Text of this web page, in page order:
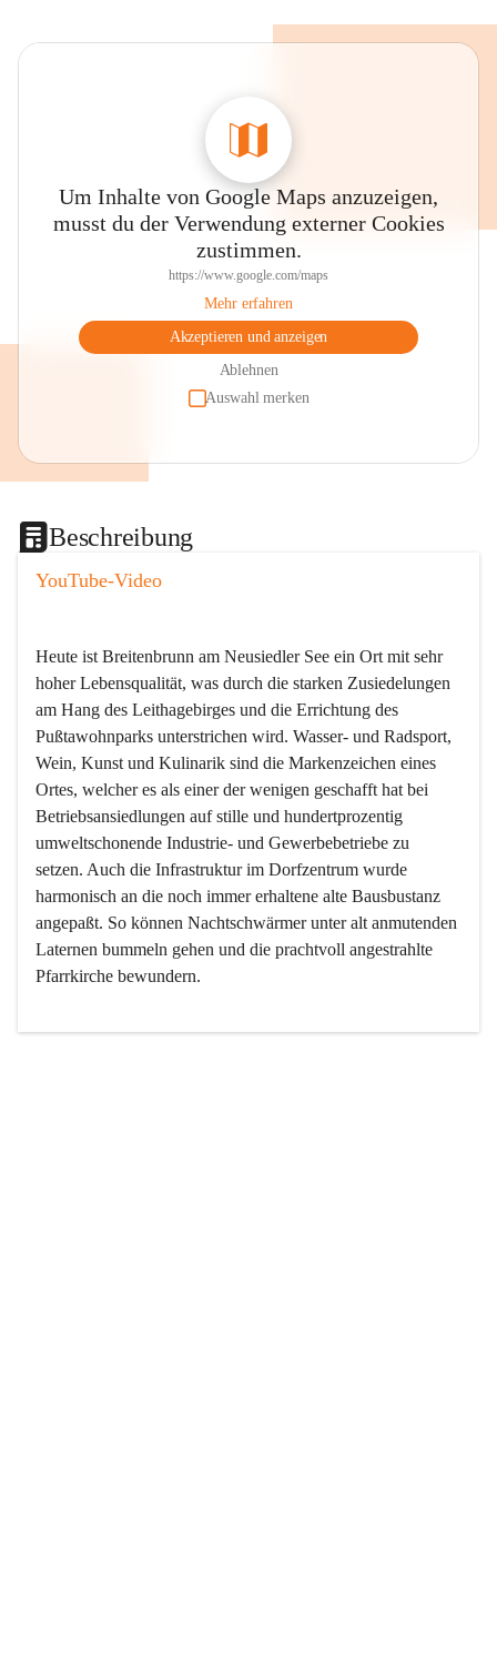
Um Inhalte von Google Maps anzuzeigen,
musst du der Verwendung externer Cookies
zustimmen.
https://www.google.com/maps
Mehr erfahren
Akzeptieren und anzeigen
Ablehnen
Auswahl merken
Beschreibung
YouTube-Video
Heute ist Breitenbrunn am Neusiedler See ein Ort mit sehr
hoher Lebensqualität, was durch die starken Zusiedelungen
am Hang des Leithagebirges und die Errichtung des
Pußtawohnparks unterstrichen wird. Wasser- und Radsport,
Wein, Kunst und Kulinarik sind die Markenzeichen eines
Ortes, welcher es als einer der wenigen geschafft hat bei
Betriebsansiedlungen auf stille und hundertprozentig
umweltschonende Industrie- und Gewerbebetriebe zu
setzen. Auch die Infrastruktur im Dorfzentrum wurde
harmonisch an die noch immer erhaltene alte Bausbustanz
angepaßt. So können Nachtschwärmer unter alt anmutenden
Laternen bummeln gehen und die prachtvoll angestrahlte
Pfarrkirche bewundern.
Der Weinbau dominert heute nicht mehr, ist aber integrativer